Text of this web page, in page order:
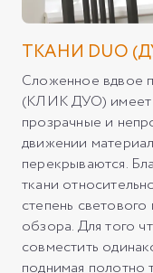
ТКАНИ DUO
Сложенное вдвое
(КЛИК ДУО) имеет
прозрачные и
движении
перекрываются.
ткани
степень
обзора. Для того
совместить
поднимая полотно